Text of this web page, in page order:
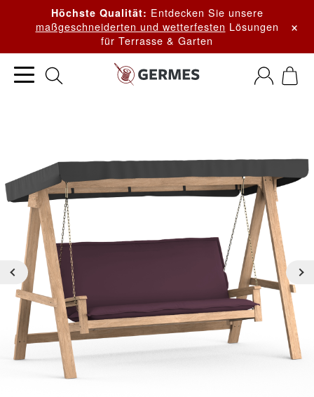
Höchste Qualität: Entdecken Sie unsere
maßgeschneiderten und wetterfesten Lösungen
für Terrasse & Garten
×